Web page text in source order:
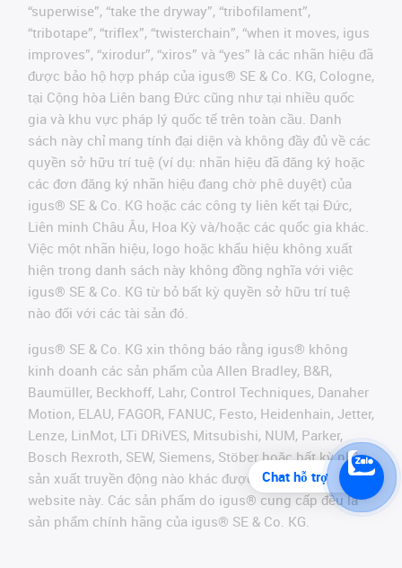
“superwise”, “take the dryway”, “tribofilament”,
“tribotape”, “triflex”, “twisterchain”, “when it moves, igus
improves”, “xirodur”, “xiros” và “yes” là các nhãn hiệu đã
được bảo hộ hợp pháp của igus® SE & Co. KG, Cologne,
tại Cộng hòa Liên bang Đức cũng như tại nhiều quốc
gia và khu vực pháp lý quốc tế trên toàn cầu. Danh
sách này chỉ mang tính đại diện và không đầy đủ về các
quyền sở hữu trí tuệ (ví dụ: nhãn hiệu đã đăng ký hoặc
các đơn đăng ký nhãn hiệu đang chờ phê duyệt) của
igus® SE & Co. KG hoặc các công ty liên kết tại Đức,
Liên minh Châu Âu, Hoa Kỳ và/hoặc các quốc gia khác.
Việc một nhãn hiệu, logo hoặc khẩu hiệu không xuất
hiện trong danh sách này không đồng nghĩa với việc
igus® SE & Co. KG từ bỏ bất kỳ quyền sở hữu trí tuệ
nào đối với các tài sản đó.
igus® SE & Co. KG xin thông báo rằng igus® không
kinh doanh các sản phẩm của Allen Bradley, B&R,
Baumüller, Beckhoff, Lahr, Control Techniques, Danaher
Motion, ELAU, FAGOR, FANUC, Festo, Heidenhain, Jetter,
Lenze, LinMot, LTi DRiVES, Mitsubishi, NUM, Parker,
Bosch Rexroth, SEW, Siemens, Stöber hoặc bất kỳ nhà
sản xuất truyền động nào khác được đề cập trên
website này. Các sản phẩm do igus® cung cấp đều là
sản phẩm chính hãng của igus® SE & Co. KG.
Chat hỗ trợ